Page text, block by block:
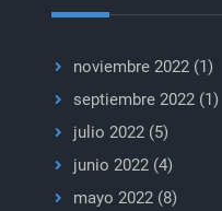
noviembre 2022(1)
septiembre 2022(1)
julio 2022(5)
junio 2022(4)
mayo 2022(8)